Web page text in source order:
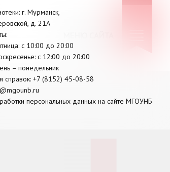
г. Мурманск,
д. 21А
: с 10:00 до 20:00
: c 12:00 до 20:00
– понедельник
справок: +7 (8152) 45-08-58
персональных данных на сайте МГОУНБ